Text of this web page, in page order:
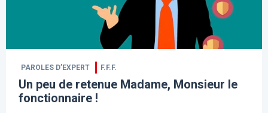
PAROLES D’EXPERT F.F.F.
Un peu de retenue Madame, Monsieur le
fonctionnaire !